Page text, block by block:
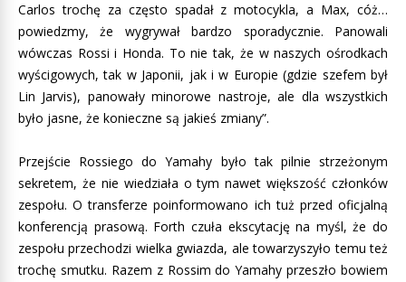
Carlos trochę za często spadał z motocykla, a Max, cóż…
powiedzmy, że wygrywał bardzo sporadycznie. Panowali
wówczas Rossi i Honda. To nie tak, że w naszych ośrodkach
wyścigowych, tak w Japonii, jak i w Europie (gdzie szefem był
Lin Jarvis), panowały minorowe nastroje, ale dla wszystkich
było jasne, że konieczne są jakieś zmiany”.
Przejście Rossiego do Yamahy było tak pilnie strzeżonym
sekretem, że nie wiedziała o tym nawet większość członków
zespołu. O transferze poinformowano ich tuż przed oficjalną
konferencją prasową. Forth czuła ekscytację na myśl, że do
zespołu przechodzi wielka gwiazda, ale towarzyszyło temu też
trochę smutku. Razem z Rossim do Yamahy przeszło bowiem